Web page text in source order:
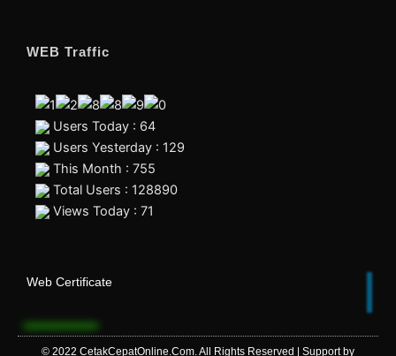
WEB Traffic
Users Today : 64
Users Yesterday : 129
This Month : 755
Total Users : 128890
Views Today : 71
Web Certificate
© 2022 CetakCepatOnline.Com. All Rights Reserved | Support by